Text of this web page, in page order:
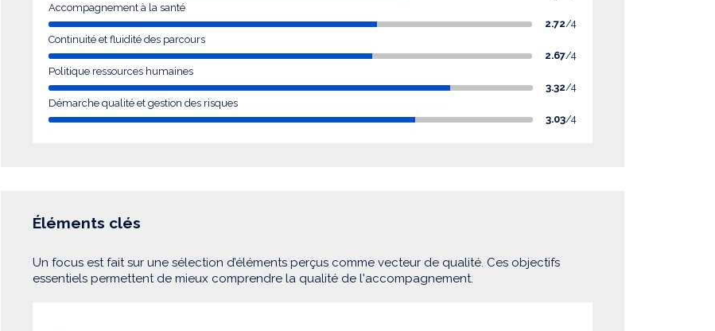
Accompagnement à la santé
2.72/4
Continuité et fluidité des parcours
2.67/4
Politique ressources humaines
3.32/4
Démarche qualité et gestion des risques
3.03/4
Éléments clés
Un focus est fait sur une sélection d’éléments perçus comme vecteur de qualité. Ces objectifs
essentiels permettent de mieux comprendre la qualité de l'accompagnement.